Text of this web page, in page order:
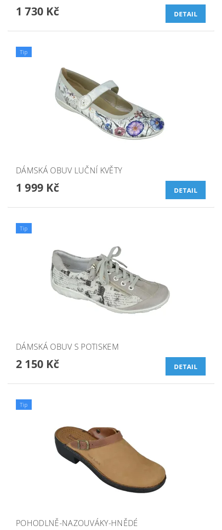
1 730 Kč DETAIL
Tip
DÁMSKÁ OBUV LUČNÍ KVĚTY
1 999 Kč DETAIL
Tip
DÁMSKÁ OBUV S POTISKEM
2 150 Kč DETAIL
Tip
POHODLNĚ-NAZOUVÁKY-HNĚDÉ